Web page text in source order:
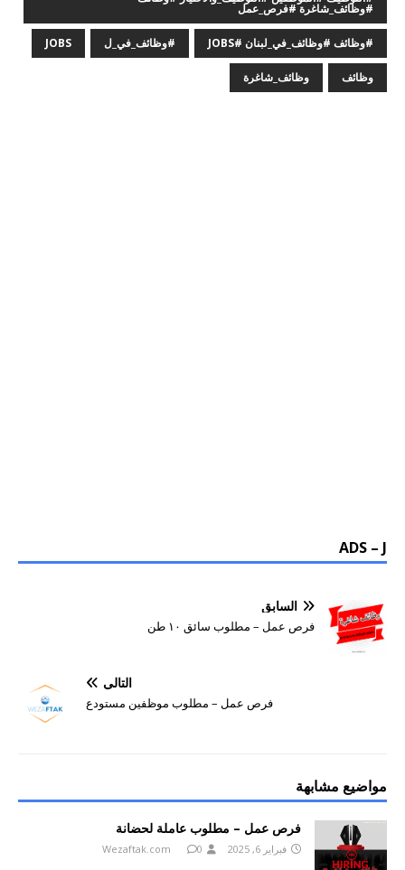
#وظائف_شاغرة #فرص_عمل
#وظائف #وظائف_في_لبنان #JOBS #وظائف_في_ل JOBS
وظائف وظائف_شاغرة
ADS – J
السابق
فرص عمل – مطلوب سائق ١٠ طن
التالي
فرص عمل – مطلوب موظفين مستودع
مواضيع مشابهة
فرص عمل – مطلوب عاملة لحضانة
فبراير 6, 2025 Wezaftak.com 0